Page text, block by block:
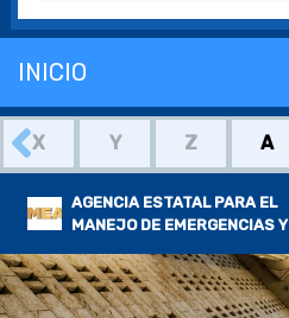
INICIO
X Y Z A
AGENCIA ESTATAL PARA EL
MANEJO DE EMERGENCIAS Y